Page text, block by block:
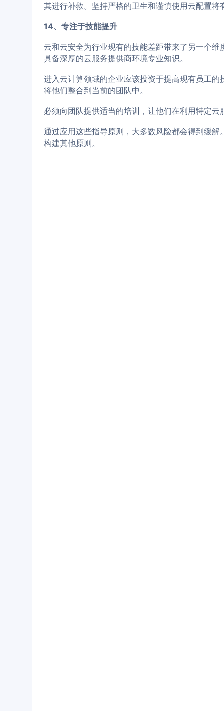
其进行补救。坚持严格的卫生和谨慎使用云配置
14、专注于技能提升
云和云安全为行业现有的技能差距带来了另一个
具备深厚的云服务提供商环境专业知识。
进入云计算领域的企业应该投资于提高现有员工
将他们整合到当前的团队中。
必须向团队提供适当的培训，让他们在利用特定
通过应用这些指导原则，大多数风险都会得到缓
构建其他原则。